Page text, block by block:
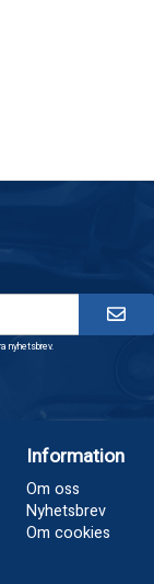
nyhetsbrev.
Information
Om oss
Nyhetsbrev
Om cookies